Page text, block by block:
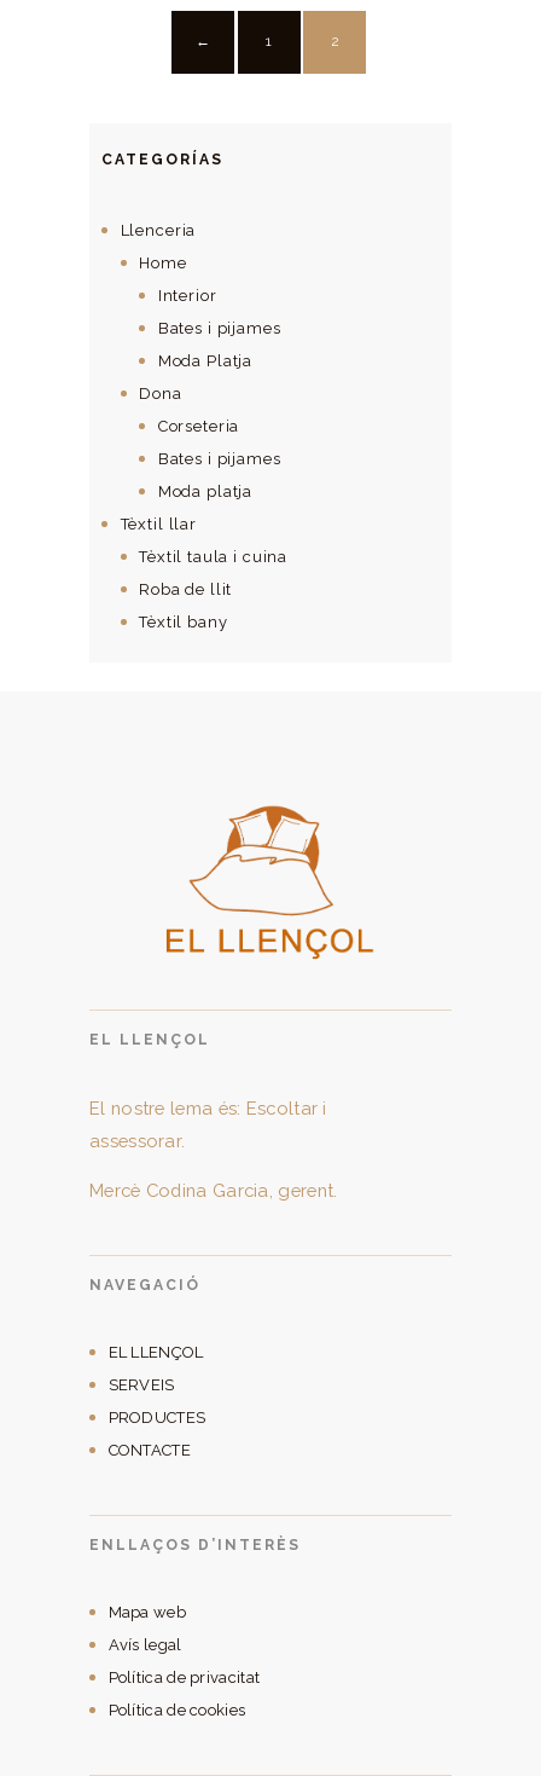
← 1 2
CATEGORÍAS
Llenceria
Home
Interior
Bates i pijames
Moda Platja
Dona
Corseteria
Bates i pijames
Moda platja
Tèxtil llar
Tèxtil taula i cuina
Roba de llit
Tèxtil bany
EL LLENÇOL
El nostre lema és: Escoltar i
assessorar.
Mercè Codina Garcia, gerent.
NAVEGACIÓ
EL LLENÇOL
SERVEIS
PRODUCTES
CONTACTE
ENLLAÇOS D’INTERÈS
Mapa web
Avís legal
Política de privacitat
Política de cookies